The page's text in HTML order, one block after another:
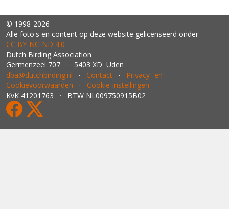
© 1998-2026
Alle foto's en content op deze website gelicenseerd onder
CC BY‑NC‑ND 4.0
Dutch Birding Association
Germenzeel 707 · 5403 XD Uden
dba@dutchbirding.nl · Contact · Privacy- en
Cookievoorwaarden · Cookie-instellingen
KvK 41201763 · BTW NL009750915B02